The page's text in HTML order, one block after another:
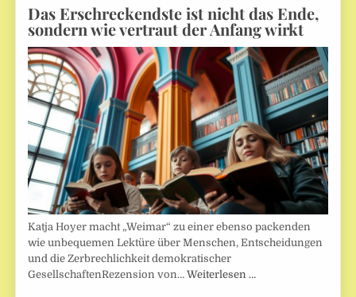
Das Erschreckendste ist nicht das Ende,
sondern wie vertraut der Anfang wirkt
Katja Hoyer macht „Weimar“ zu einer ebenso packenden
wie unbequemen Lektüre über Menschen, Entscheidungen
und die Zerbrechlichkeit demokratischer
GesellschaftenRezension von…Weiterlesen …